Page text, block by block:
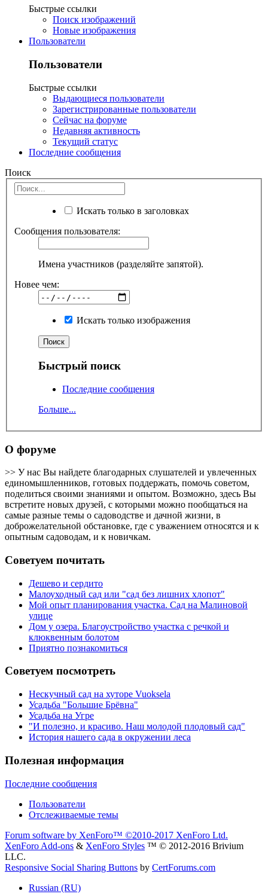
Быстрые ссылки
Поиск изображений
Новые изображения
Пользователи
Пользователи
Быстрые ссылки
Выдающиеся пользователи
Зарегистрированные пользователи
Сейчас на форуме
Недавняя активность
Текущий статус
Последние сообщения
Поиск
Искать только в заголовках
Сообщения пользователя:
Имена участников (разделяйте запятой).
Новее чем:
Искать только изображения
Быстрый поиск
Последние сообщения
Больше...
О форуме
>> У нас Вы найдете благодарных слушателей и увлеченных
единомышленников, готовых поддержать, помочь советом,
поделиться своими знаниями и опытом. Возможно, здесь Вы
встретите новых друзей, с которыми можно пообщаться на
самые разные темы о садоводстве и дачной жизни, в
доброжелательной обстановке, где с уважением относятся и к
опытным садоводам, и к новичкам.
Советуем почитать
Дешево и сердито
Малоуходный сад или "сад без лишних хлопот"
Мой опыт планирования участка. Сад на Малиновой
улице
Дом у озера. Благоустройство участка с речкой и
клюквенным болотом
Приятно познакомиться
Советуем посмотреть
Нескучный сад на хуторе Vuoksela
Усадьба "Большие Брёвна"
Усадьба на Угре
"И полезно, и красиво. Наш молодой плодовый сад"
История нашего сада в окружении леса
Полезная информация
Последние сообщения
Пользователи
Отслеживаемые темы
Forum software by XenForo™ ©2010-2017 XenForo Ltd.
XenForo Add-ons & XenForo Styles ™ © 2012-2016 Brivium
LLC.
Responsive Social Sharing Buttons by CertForums.com
Russian (RU)